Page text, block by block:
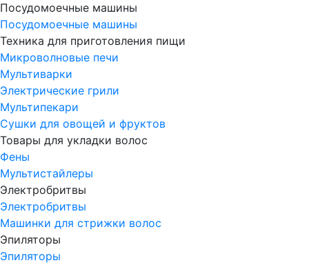
Посудомоечные машины
Посудомоечные машины
Техника для приготовления пищи
Микроволновые печи
Мультиварки
Электрические грили
Мультипекари
Сушки для овощей и фруктов
Товары для укладки волос
Фены
Мультистайлеры
Электробритвы
Электробритвы
Машинки для стрижки волос
Эпиляторы
Эпиляторы